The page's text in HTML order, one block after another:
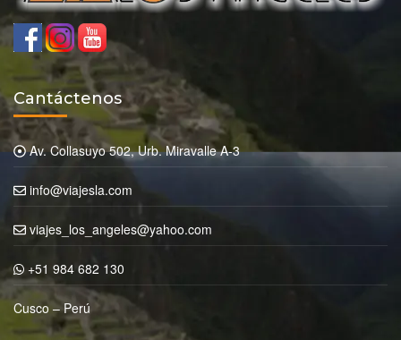
Cantáctenos
Av. Collasuyo 502, Urb. Miravalle A-3
info@viajesla.com
viajes_los_angeles@yahoo.com
+51 984 682 130
Cusco – Perú